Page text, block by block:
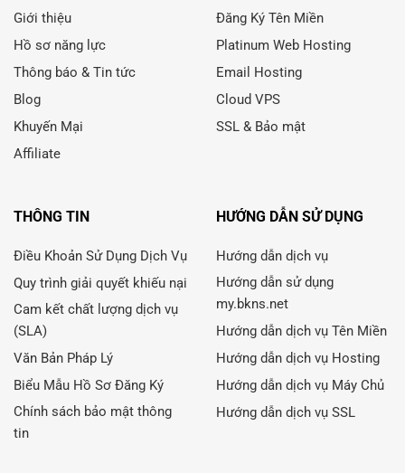
Giới thiệu
Hồ sơ năng lực
Thông báo & Tin tức
Blog
Khuyến Mại
Affiliate
Đăng Ký Tên Miền
Platinum Web Hosting
Email Hosting
Cloud VPS
SSL & Bảo mật
THÔNG TIN
Điều Khoản Sử Dụng Dịch Vụ
Quy trình giải quyết khiếu nại
Cam kết chất lượng dịch vụ
(SLA)
Văn Bản Pháp Lý
Biểu Mẫu Hồ Sơ Đăng Ký
Chính sách bảo mật thông
tin
HƯỚNG DẪN SỬ DỤNG
Hướng dẫn dịch vụ
Hướng dẫn sử dụng
my.bkns.net
Hướng dẫn dịch vụ Tên Miền
Hướng dẫn dịch vụ Hosting
Hướng dẫn dịch vụ Máy Chủ
Hướng dẫn dịch vụ SSL